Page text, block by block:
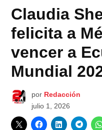
Claudia
felicita a
vencer a
Mundial
por Redacción
julio 1, 2026